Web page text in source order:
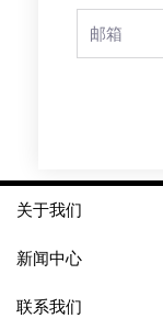
Email
关于我们
新闻中心
联系我们